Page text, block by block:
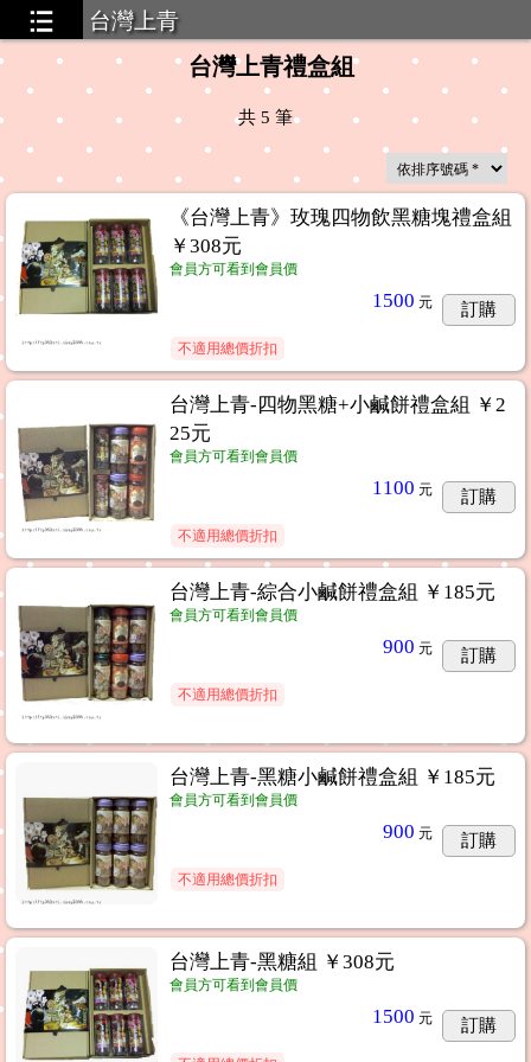
台灣上青
台灣上青禮盒組
共 5 筆
《台灣上青》玫瑰四物飲黑糖塊禮盒組
￥308元
會員方可看到會員價
1500 元 訂購
不適用總價折扣
台灣上青-四物黑糖+小鹹餅禮盒組 ￥2
25元
會員方可看到會員價
1100 元 訂購
不適用總價折扣
台灣上青-綜合小鹹餅禮盒組 ￥185元
會員方可看到會員價
900 元 訂購
不適用總價折扣
台灣上青-黑糖小鹹餅禮盒組 ￥185元
會員方可看到會員價
900 元 訂購
不適用總價折扣
台灣上青-黑糖組 ￥308元
會員方可看到會員價
1500 元 訂購